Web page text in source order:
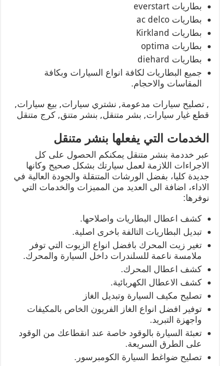
بطاريات everstart
بطاريات ac delco
بطاريات Kirkland
بطاريات optima
بطاريات diehard
جميع البطاريات لكافة انواع السيارات وبكافة
المقاسات والاحجام.
, تصليح سيارات مدعومة, نشتري سيارات, بيع سيارات,
قطع غيار سيارات, بشر متنقل, بنشر متنق, كرج متنقل
الخدمات التي يفعلها بنشر متنقل
عبر خددمة بنشر متنقل يمكنكم الحصول على كل
الاجراءات اللازمة لعمل سيارتك بشكل صحيح وكانها
جديدة كليا، بفضل الورشات المتنقلة والجودة العالية في
الاداء، اضافة الى العديد من المميزات والخدمات التي
نوفرها:
كشف اعطال البطاريات واصلاحها.
تبديل البطاريات التالفة باخرى اصلية.
تغير زيت المحرك بافضل انواع الزيوت التي توفر
ملامسة ناعمة للسلندرات داخل السيارة والمحرك.
كشف اعطال المحرك.
كشف الاعطال الكهربائية.
تصليح مكيف السيارة وتبديل الغاز
توفير افضل انواع الغاز الفريون الخاص بالمكيفات
واجهزة التبريد.
تعبئة السيارة بالوقود خاصة عند انقطاعك من الوقود
على الطرق السريعة.
تصليح ضواغط السيارة الكومبرسور.